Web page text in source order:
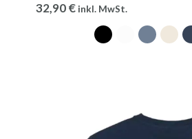
32,90€ inkl. MwSt.